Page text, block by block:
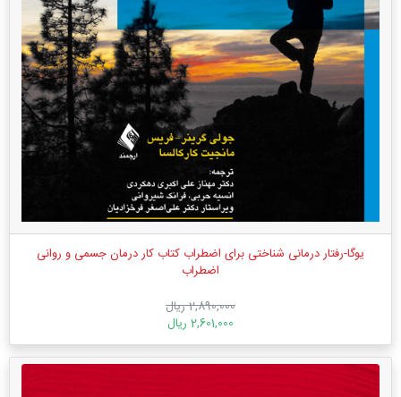
یوگا-رفتار درمانی شناختی برای اضطراب کتاب کار درمان جسمی و روانی
اضطراب
2,890,000 ریال
2,601,000 ریال